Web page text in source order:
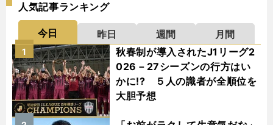
人気記事ランキング
今日 昨日 週間
月間
秋春制が導入されたJ1リーグ2
026－27シーズンの行方はい
かに!? ５人の識者が全順位を
大胆予想
1